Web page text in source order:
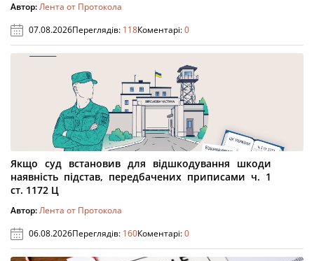
Автор:Лента от Протокола
07.08.2026Переглядів: 118Коментарі:0
Якщо суд встановив для відшкодування шкоди
наявність підстав, передбачених приписами ч. 1
ст. 1172 Ц
Автор:Лента от Протокола
06.08.2026Переглядів: 160Коментарі:0